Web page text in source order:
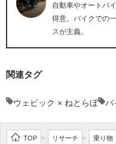
自動車やオートバ
得意。バイクでの
スが主義。
関連タグ
ウェビック × ねとらぼ バ
TOP > リサーチ > 乗り物